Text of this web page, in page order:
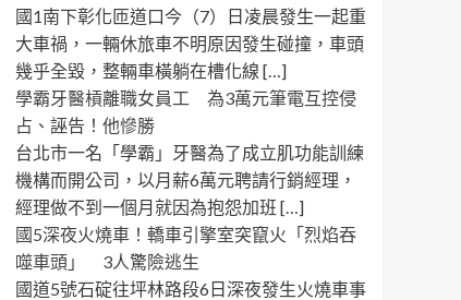
國1南下彰化匝道口今（7）日凌晨發生一起重
大車禍，一輛休旅車不明原因發生碰撞，車頭
幾乎全毀，整輛車橫躺在槽化線 […]
學霸牙醫槓離職女員工 為3萬元筆電互控侵
占、誣告！他慘勝
台北市一名「學霸」牙醫為了成立肌功能訓練
機構而開公司，以月薪6萬元聘請行銷經理，
經理做不到一個月就因為抱怨加班 […]
國5深夜火燒車！轎車引擎室突竄火「烈焰吞
噬車頭」 3人驚險逃生
國道5號石碇往坪林路段6日深夜發生火燒車事